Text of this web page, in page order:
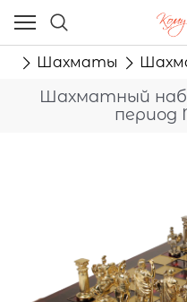
Шахматы
Шахматный
период
Ваш город - Москва,
угадали?
ДА НЕТ